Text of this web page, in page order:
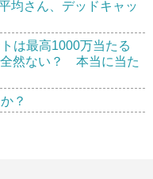
均さん、デッドキャッ
は最高1000万当たる
然ない？ 本当に当た
？